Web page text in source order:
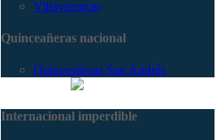
Villavicencio
Quinceañeras nacional
Quinceañeras San Andrés
Internacional imperdible